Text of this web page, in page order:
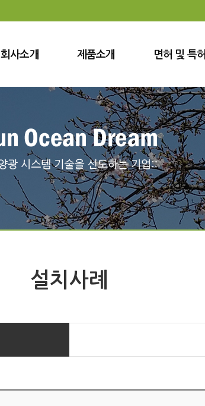
회사소개 제품소개 면허 및 특허
설치사례